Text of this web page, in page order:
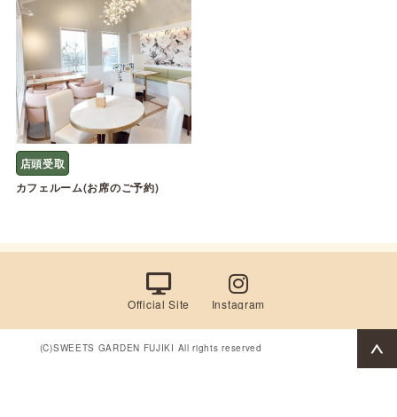
店頭受取
カフェルーム(お席のご予約)
Official Site Instagram
(C)SWEETS GARDEN FUJIKI All rights reserved